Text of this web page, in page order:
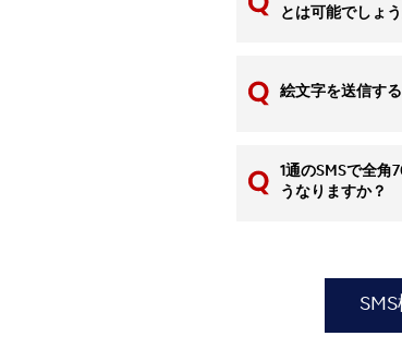
とは可能でしょ
絵文字を送信す
1通のSMSで全角
うなりますか？